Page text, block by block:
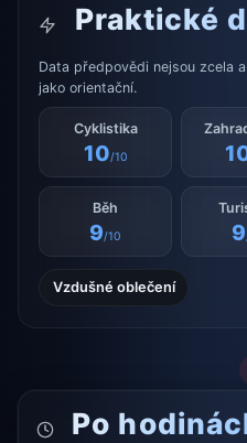
Praktické
Data předpovědi nejsou zcela
jako orientační.
Cyklistika
10/10
Běh
9/10 9
Vzdušné oblečení
Po